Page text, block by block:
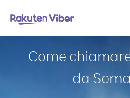
Come
da